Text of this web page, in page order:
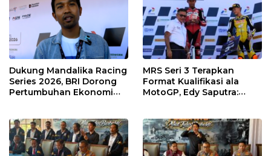
Dukung Mandalika Racing
Series 2026, BRI Dorong
Pertumbuhan Ekonomi
MRS Seri 3 Terapkan
Format Kualifikasi ala
MotoGP, Edy Saputra: